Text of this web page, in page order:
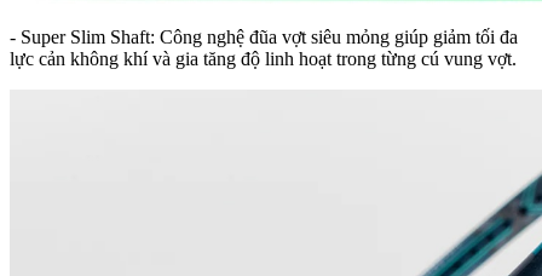
- Super Slim Shaft: Công nghệ đũa vợt siêu mỏng giúp giảm tối đa
lực cản không khí và gia tăng độ linh hoạt trong từng cú vung vợt.